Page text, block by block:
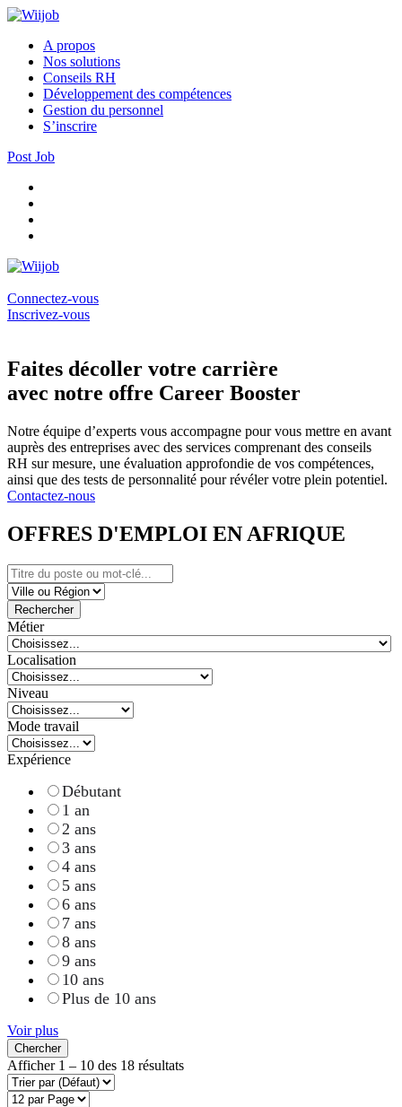
A propos
Nos solutions
Conseils RH
Développement des compétences
Gestion du personnel
S’inscrire
Post Job
Connectez-vous
Inscrivez-vous
Faites décoller votre carrière
avec notre offre Career Booster
Notre équipe d’experts vous accompagne pour vous mettre en avant
auprès des entreprises avec des services comprenant des conseils
RH sur mesure, une évaluation approfondie de vos compétences,
ainsi que des tests de personnalité pour révéler votre plein potentiel.
Contactez-nous
OFFRES D'EMPLOI EN AFRIQUE
Rechercher
Métier
Localisation
Niveau
Mode travail
Expérience
Débutant
1 an
2 ans
3 ans
4 ans
5 ans
6 ans
7 ans
8 ans
9 ans
10 ans
Plus de 10 ans
Voir plus
Chercher
Afficher 1 – 10 des 18 résultats